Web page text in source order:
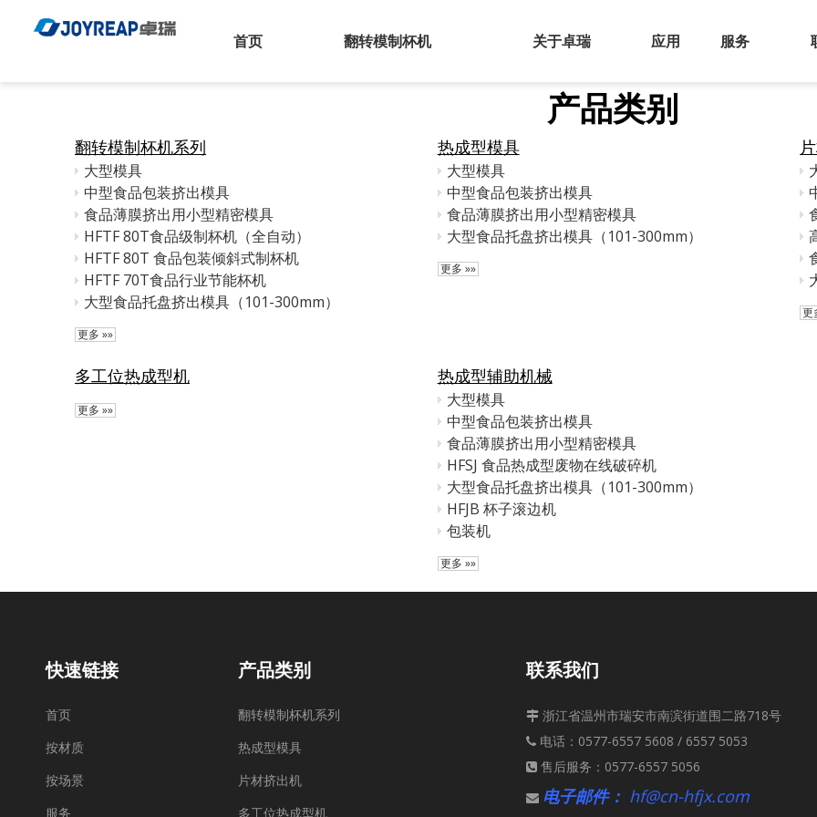
首页 翻转模制杯机 关于卓瑞 应用 服务
产品类别
翻转模制杯机系列
大型模具
中型食品包装挤出模具
食品薄膜挤出用小型精密模具
HFTF 80T食品级制杯机（全自动）
HFTF 80T 食品包装倾斜式制杯机
HFTF 70T食品行业节能杯机
大型食品托盘挤出模具（101-300mm）
更多 »»
热成型模具
大型模具
中型食品包装挤出模具
食品薄膜挤出用小型精密模具
大型食品托盘挤出模具（101-300mm）
更多 »»
更
多工位热成型机
更多 »»
热成型辅助机械
大型模具
中型食品包装挤出模具
食品薄膜挤出用小型精密模具
HFSJ 食品热成型废物在线破碎机
大型食品托盘挤出模具（101-300mm）
HFJB 杯子滚边机
包装机
更多 »»
快速链接
首页
按材质
按场景
服务
产品类别
翻转模制杯机系列
热成型模具
片材挤出机
多工位热成型机
联系我们
浙江省温州市瑞安市南滨街道围二路718号
电话：0577-6557 5608 / 6557 5053
售后服务：0577-6557 5056
 电子邮件： hf@cn-hfjx.com